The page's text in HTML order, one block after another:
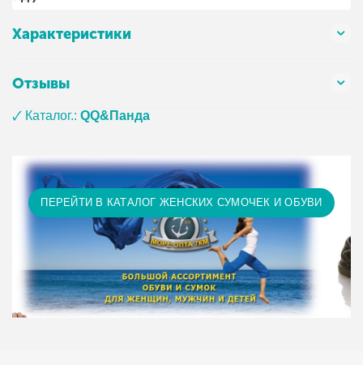
Характеристики
Отзывы
🗸 Каталог.:QQ&Панда
ПЕРЕЙТИ В КАТАЛОГ ЖЕНСКИХ СУМОЧЕК И ОБУВИ